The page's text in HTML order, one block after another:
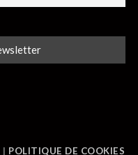
| POLITIQUE DE COOKIES